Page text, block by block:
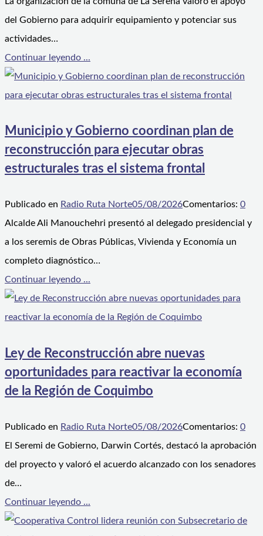
del Gobierno para adquirir equipamiento y potenciar sus
actividades…
Continuar leyendo ...
Municipio y Gobierno coordinan plan de
reconstrucción para ejecutar obras
estructurales tras el sistema frontal
Publicado en Radio Ruta Norte05/08/2026Comentarios: 0
Alcalde Ali Manouchehri presentó al delegado presidencial y
a los seremis de Obras Públicas, Vivienda y Economía un
completo diagnóstico…
Continuar leyendo ...
Ley de Reconstrucción abre nuevas
oportunidades para reactivar la economía
de la Región de Coquimbo
Publicado en Radio Ruta Norte05/08/2026Comentarios: 0
El Seremi de Gobierno, Darwin Cortés, destacó la aprobación
del proyecto y valoró el acuerdo alcanzado con los senadores
de…
Continuar leyendo ...